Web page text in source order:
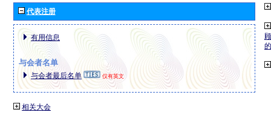
代表注册
有用信息
与会者名单
与会者最后名单 仅有英文
相关大会